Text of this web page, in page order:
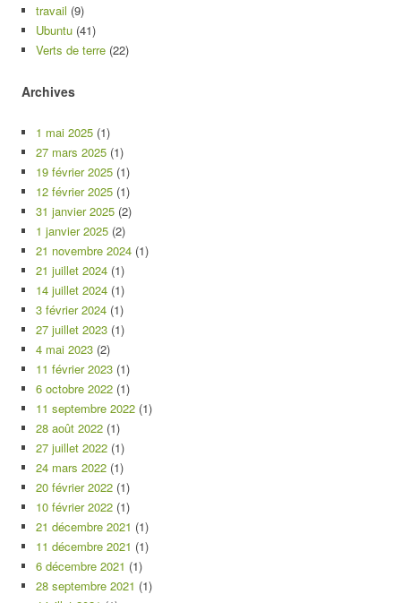
travail (9)
Ubuntu (41)
Verts de terre (22)
Archives
1 mai 2025 (1)
27 mars 2025 (1)
19 février 2025 (1)
12 février 2025 (1)
31 janvier 2025 (2)
1 janvier 2025 (2)
21 novembre 2024 (1)
21 juillet 2024 (1)
14 juillet 2024 (1)
3 février 2024 (1)
27 juillet 2023 (1)
4 mai 2023 (2)
11 février 2023 (1)
6 octobre 2022 (1)
11 septembre 2022 (1)
28 août 2022 (1)
27 juillet 2022 (1)
24 mars 2022 (1)
20 février 2022 (1)
10 février 2022 (1)
21 décembre 2021 (1)
11 décembre 2021 (1)
6 décembre 2021 (1)
28 septembre 2021 (1)